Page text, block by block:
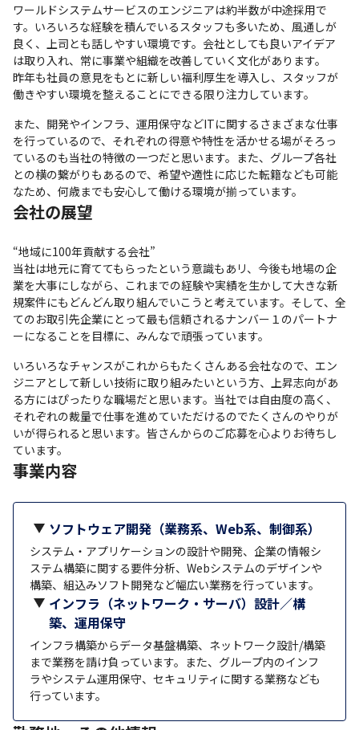
ワールドシステムサービスのエンジニアは約半数が中途採⽤で
す。いろいろな経験を積んでいるスタッフも多いため、⾵通しが
良く、上司とも話しやすい環境です。会社としても良いアイデア
は取り入れ、常に事業や組織を改善していく文化があります。
昨年も社員の意見をもとに新しい福利厚⽣を導入し、スタッフが
働きやすい環境を整えることにできる限り注⼒しています。
また、開発やインフラ、運⽤保守などITに関するさまざまな仕事
を⾏っているので、それぞれの得意や特性を活かせる場がそろっ
ているのも当社の特徴の⼀つだと思います。また、グループ各社
との横の繋がりもあるので、希望や適性に応じた転籍なども可能
なため、何歳までも安⼼して働ける環境が揃っています。
会社の展望
“地域に100年貢献する会社”
当社は地元に育ててもらったという意識もあリ、今後も地場の企
業を⼤事にしながら、これまでの経験や実績を⽣かして⼤きな新
規案件にもどんどん取り組んでいこうと考えています。そして、全
てのお取引先企業にとって最も信頼されるナンバー１のパートナ
ーになることを⽬標に、みんなで頑張っています。
いろいろなチャンスがこれからもたくさんある会社なので、エン
ジニアとして新しい技術に取り組みたいという⽅、上昇志向があ
る⽅にはぴったりな職場だと思います。当社では自由度の高く、
それぞれの裁量で仕事を進めていただけるのでたくさんのやりが
いが得られると思います。皆さんからのご応募を心よりお待ちし
ています。
事業内容
ソフトウェア開発（業務系、Web系、制御系）
システム・アプリケーションの設計や開発、企業の情報シ
ステム構築に関する要件分析、Webシステムのデザインや
構築、組込みソフト開発など幅広い業務を行っています。
インフラ（ネットワーク・サーバ）設計／構
築、運用保守
インフラ構築からデータ基盤構築、ネットワーク設計/構築
まで業務を請け負っています。また、グループ内のインフ
ラやシステム運用保守、セキュリティに関する業務なども
行っています。